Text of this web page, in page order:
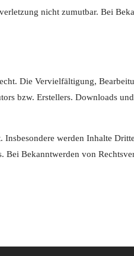
nicht zumutbar. Bei
Die Vervielfältigung,
bzw. Erstellers. Downloads
werden Inhalte
Bekanntwerden von